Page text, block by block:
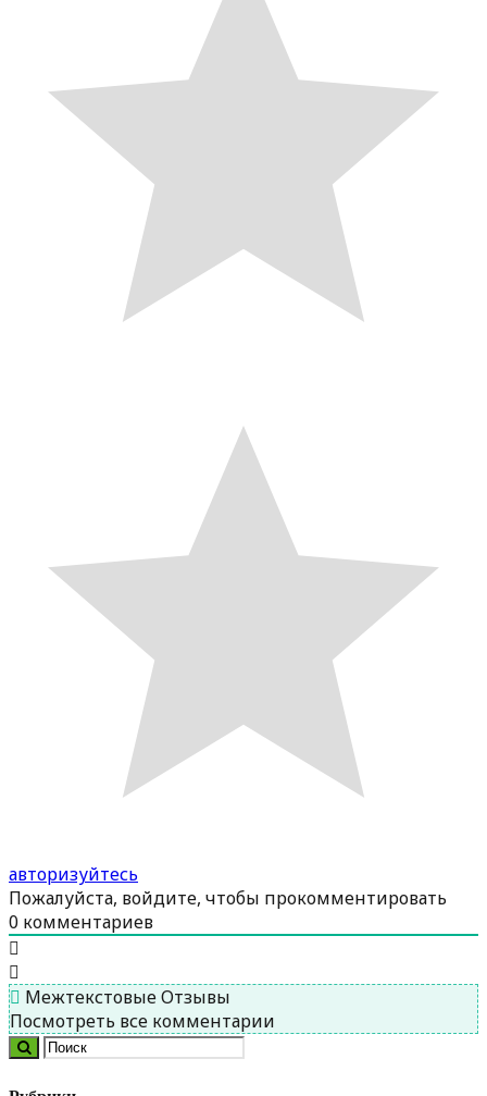
авторизуйтесь
Пожалуйста, войдите, чтобы прокомментировать
0 комментариев
Межтекстовые Отзывы
Посмотреть все комментарии